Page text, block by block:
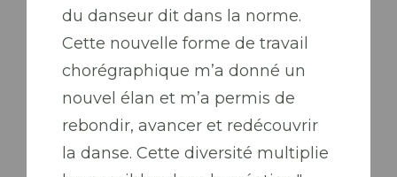
du danseur dit dans la norme.
Cette nouvelle forme de travail
chorégraphique m’a donné un
nouvel élan et m’a permis de
rebondir, avancer et redécouvrir
la danse. Cette diversité multiplie